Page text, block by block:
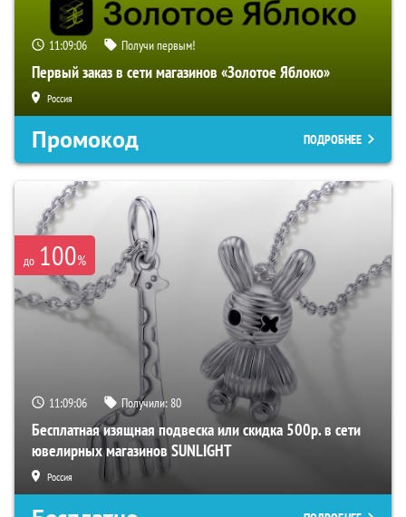
11:09:05 Получи первым!
Первый заказ в сети магазинов «Золотое Яблоко»
Россия
Промокод ПОДРОБНЕЕ
до 100%
11:09:05 Получили:80
Бесплатная изящная подвеска или скидка 500р. в сети
ювелирных магазинов SUNLIGHT
Россия